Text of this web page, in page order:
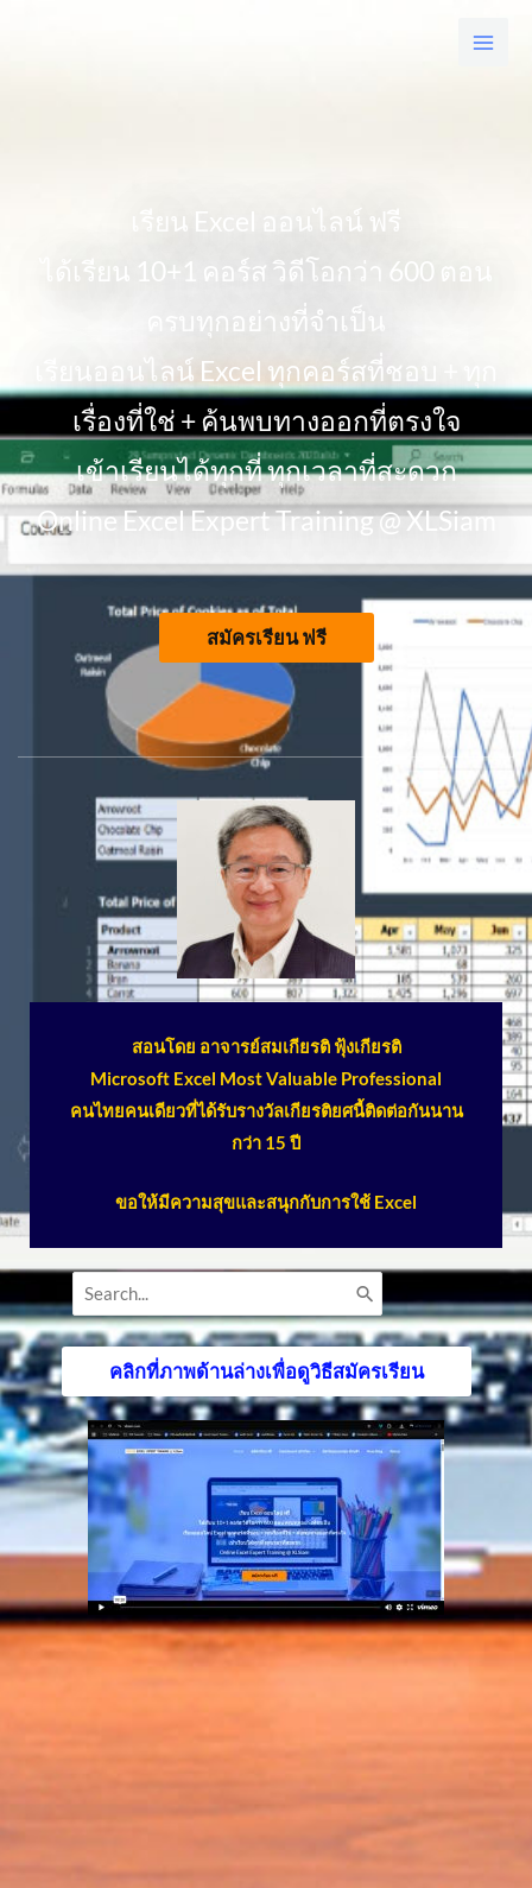
เรียน Excel ออนไลน์ ฟรี
ได้เรียน 10+1 คอร์ส วิดีโอกว่า 600 ตอน
ครบทุกอย่างที่จำเป็น
เรียนออนไลน์ Excel ทุกคอร์สที่ชอบ + ทุก
เรื่องที่ใช่ + ค้นพบทางออกที่ตรงใจ
เข้าเรียนได้ทุกที่ ทุกเวลาที่สะดวก
Online Excel Expert Training @ XLSiam
สมัครเรียน ฟรี
สอนโดย อาจารย์สมเกียรติ ฟุ้งเกียรติ
Microsoft Excel Most Valuable Professional
คนไทยคนเดียวที่ได้รับรางวัลเกียรติยศนี้ติดต่อกันนาน
กว่า 15 ปี
ขอให้มีความสุขและสนุกกับการใช้ Excel
Search
for:
คลิกที่ภาพด้านล่างเพื่อดูวิธีสมัครเรียน